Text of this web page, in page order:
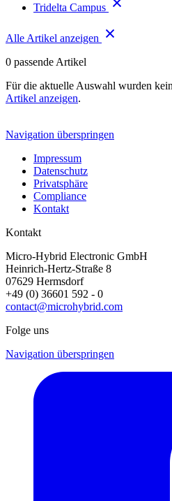
Tridelta Campus
Alle Artikel anzeigen
0 passende Artikel
Für die aktuelle Auswahl wurden
Artikel anzeigen.
Navigation überspringen
Impressum
Datenschutz
Privatsphäre
Compliance
Kontakt
Kontakt
Micro-Hybrid Electronic GmbH
Heinrich-Hertz-Straße 8
07629 Hermsdorf
+49 (0) 36601 592 - 0
contact@microhybrid.com
Folge uns
Navigation überspringen